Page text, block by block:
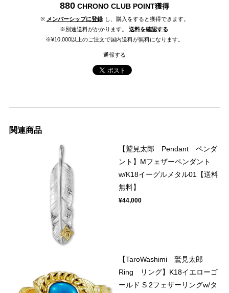
880 CHRONO CLUB POINT獲得
※ メンバーシップに登録 し、購入をすると獲得できます。
※別途送料がかかります。
送料を確認する
※¥10,000以上のご注文で国内送料が無料になります。
通報する
関連商品
【鷲見太郎 Pendant ペンダ
ント】Mフェザーペンダント
w/K18イーグルメタル01【送料
無料】
¥44,000
【TaroWashimi 鷲見太郎
Ring リング】K18イエローゴ
ールド S 2フェザーリングw/タ